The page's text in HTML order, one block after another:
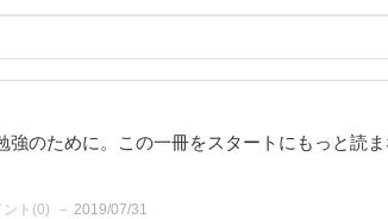
強のために。この一冊をスタートにもっと読
ント(0) 2019/07/31